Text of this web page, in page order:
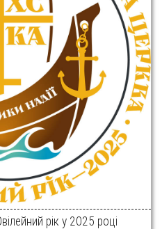
рік у 2025 році